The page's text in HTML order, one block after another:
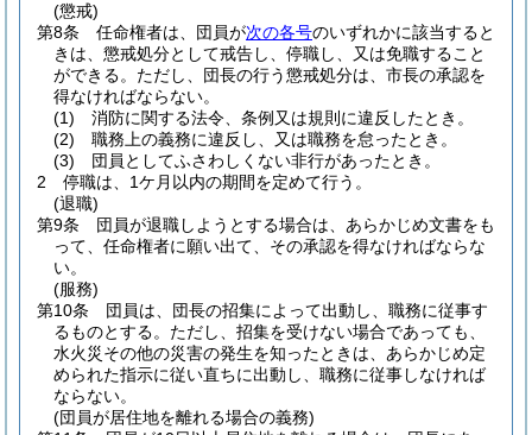
(懲戒)
第8条
任命権者は、団員が次の各号のいずれかに該当すると
きは、懲戒処分として戒告し、停職し、又は免職すること
ができる。 ただし、団長の行う懲戒処分は、市長の承認を
得なければならない。
(1)
消防に関する法令、条例又は規則に違反したとき。
(2)
職務上の義務に違反し、又は職務を怠ったとき。
(3)
団員としてふさわしくない非行があったとき。
2
停職は、1ケ月以内の期間を定めて行う。
(退職)
第9条
団員が退職しようとする場合は、あらかじめ文書をも
って、任命権者に願い出て、その承認を得なければならな
い。
(服務)
第10条
団員は、団長の招集によって出動し、職務に従事す
るものとする。 ただし、招集を受けない場合であっても、
水火災その他の災害の発生を知ったときは、あらかじめ定
められた指示に従い直ちに出動し、職務に従事しなければ
ならない。
(団員が居住地を離れる場合の義務)